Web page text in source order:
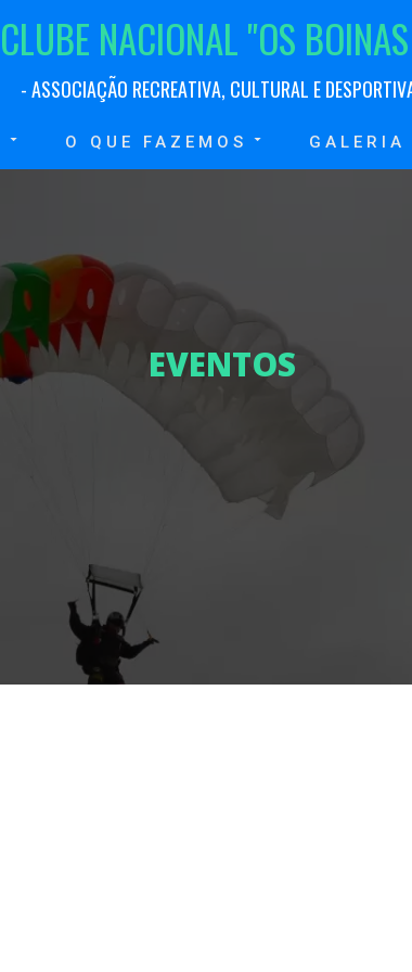
CLUBE NACIONAL"OS BOINAS
- ASSOCIAÇÃO RECREATIVA, CULTURAL EDESPORTIV
O QUE FAZEMOS GALERIA
EVENTOS